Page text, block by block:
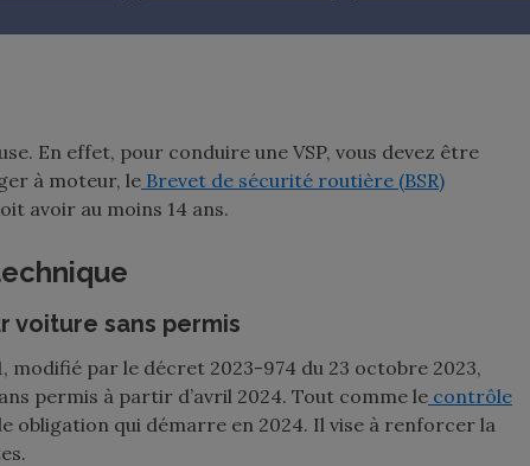
En effet, pour conduire une VSP, vous devez être
à moteur, le Brevet de sécurité routière (BSR)
avoir au moins 14 ans.
voiture sans permis
modifié par le décret 2023-974 du 23 octobre 2023,
permis à partir d’avril 2024. Tout comme le contrôle
obligation qui démarre en 2024. Il vise à renforcer la